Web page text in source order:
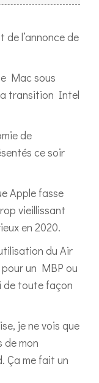
l’annonce de
Mac sous
transition Intel
de
ce soir
Apple fasse
vieillissant
en 2020.
du Air
un MBP ou
de toute façon
je ne vois que
de mon
Ça me fait un